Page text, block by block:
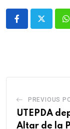
PREVIOUS
UTEPDA
Altar de la